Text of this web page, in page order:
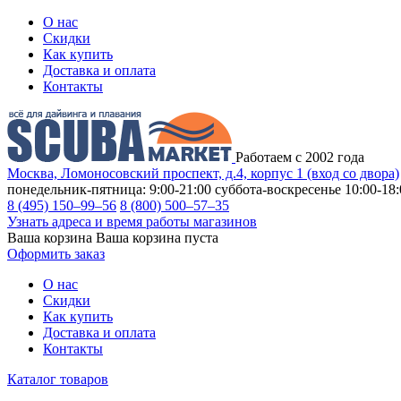
О нас
Скидки
Как купить
Доставка и оплата
Контакты
Работаем с 2002 года
Москва, Ломоносовский проспект, д.4, корпус 1 (вход со двора)
понедельник-пятница: 9:00-21:00 суббота-воскресенье 10:00-
8 (495) 150–99–56 8 (800) 500–57–35
Узнать адреса и время работы магазинов
Ваша корзина Ваша корзина пуста
Оформить заказ
О нас
Скидки
Как купить
Доставка и оплата
Контакты
Каталог товаров